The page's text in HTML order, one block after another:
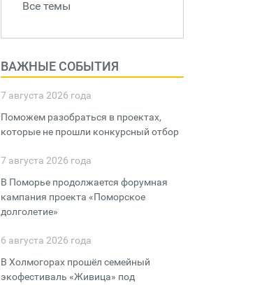
Все темы
ВАЖНЫЕ СОБЫТИЯ
7 августа 2026 года
Поможем разобраться в проектах,
которые не прошли конкурсный отбор
7 августа 2026 года
В Поморье продолжается форумная
кампания проекта «Поморское
долголетие»
6 августа 2026 года
В Холмогорах прошёл семейный
экофестиваль «Живица» под